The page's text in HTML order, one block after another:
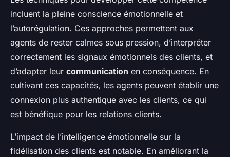
incluent la pleine conscience émotionnelle et
l’autorégulation. Ces approches permettent aux
agents de rester calmes sous pression, d’interpréter
correctement les signaux émotionnels des clients, et
d’adapter leur communication en conséquence. En
cultivant ces capacités, les agents peuvent établir une
connexion plus authentique avec les clients, ce qui
est bénéfique pour les relations clients.
L’impact de l’intelligence émotionnelle sur la
fidélisation des clients est notable. En améliorant la